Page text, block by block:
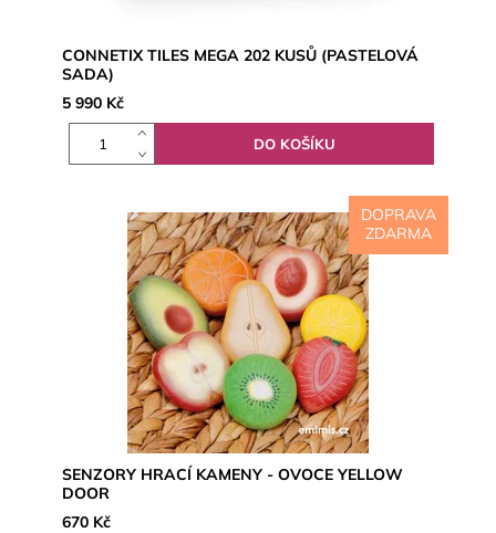
CONNETIX TILES MEGA 202 KUSŮ (PASTELOVÁ
SADA)
5 990 Kč
DOPRAVA
ZDARMA
SENZORY HRACÍ KAMENY - OVOCE YELLOW
DOOR
670 Kč